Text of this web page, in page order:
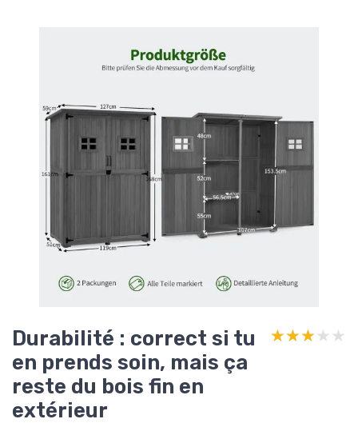
Durabilité : correct si tu
en prends soin, mais ça
reste du bois fin en
extérieur
★★★★★
★★★★★